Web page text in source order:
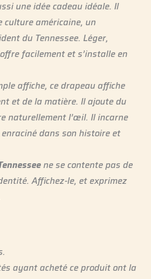
une idée cadeau idéale. Il
culture américaine, un
du Tennessee. Léger,
facilement et s’installe en
affiche, ce drapeau affiche
et de la matière. Il ajoute du
naturellement l’œil. Il incarne
dans son histoire et
ne se contente pas de
Affichez-le, et exprimez
ayant acheté ce produit ont la